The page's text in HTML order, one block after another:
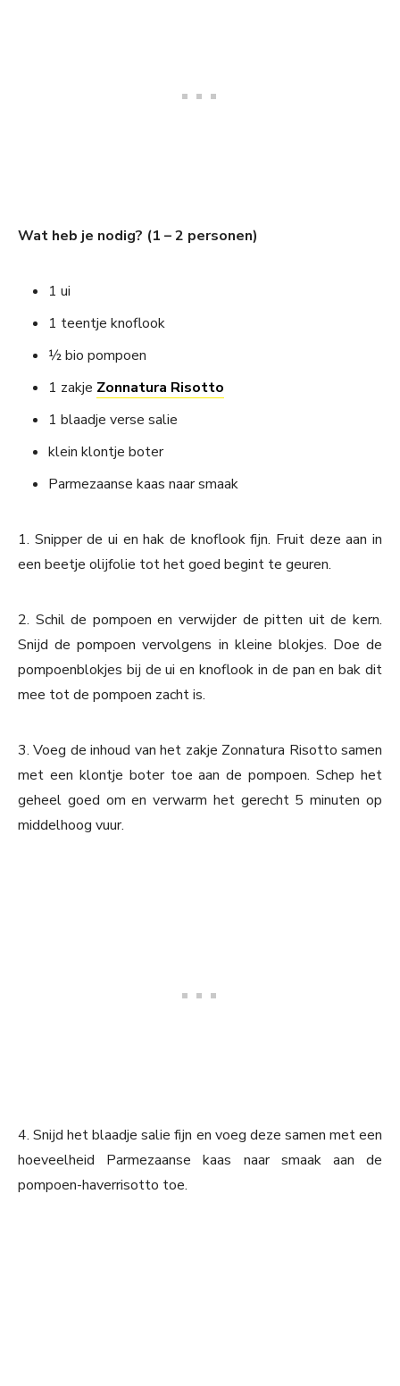
Wat heb je nodig? (1 – 2 personen)
1 ui
1 teentje knoflook
½ bio pompoen
1 zakje Zonnatura Risotto
1 blaadje verse salie
klein klontje boter
Parmezaanse kaas naar smaak
1. Snipper de ui en hak de knoflook fijn. Fruit deze aan in
een beetje olijfolie tot het goed begint te geuren.
2. Schil de pompoen en verwijder de pitten uit de kern.
Snijd de pompoen vervolgens in kleine blokjes. Doe de
pompoenblokjes bij de ui en knoflook in de pan en bak dit
mee tot de pompoen zacht is.
3. Voeg de inhoud van het zakje Zonnatura Risotto samen
met een klontje boter toe aan de pompoen. Schep het
geheel goed om en verwarm het gerecht 5 minuten op
middelhoog vuur.
4. Snijd het blaadje salie fijn en voeg deze samen met een
hoeveelheid Parmezaanse kaas naar smaak aan de
pompoen-haverrisotto toe.